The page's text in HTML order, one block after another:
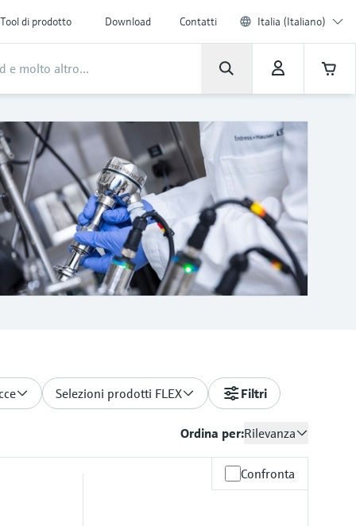
Tool di prodotto Download Contatti Italia (Italiano)
Selezioni prodotti FLEX Filtri
Ordina per:Rilevanza
Confronta